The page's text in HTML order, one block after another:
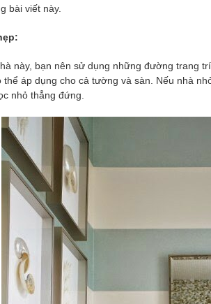
bài viết này.
này, bạn nên sử dụng những đường trang
thể áp dụng cho cả tường và sàn. Nếu nhà
nhỏ thẳng đứng.